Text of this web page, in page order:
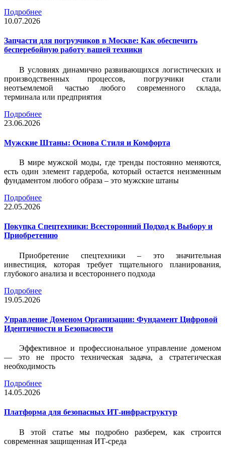
Подробнее
10.07.2026
Запчасти для погрузчиков в Москве: Как обеспечить
бесперебойную работу вашей техники
В условиях динамично развивающихся логистических и
производственных процессов, погрузчики стали
неотъемлемой частью любого современного склада,
терминала или предприятия
Подробнее
23.06.2026
Мужские Штаны: Основа Стиля и Комфорта
В мире мужской моды, где тренды постоянно меняются,
есть один элемент гардероба, который остается неизменным
фундаментом любого образа – это мужские штаны
Подробнее
22.05.2026
Покупка Спецтехники: Всесторонний Подход к Выбору и
Приобретению
Приобретение спецтехники – это значительная
инвестиция, которая требует тщательного планирования,
глубокого анализа и всестороннего подхода
Подробнее
19.05.2026
Управление Доменом Организации: Фундамент Цифровой
Идентичности и Безопасности
Эффективное и профессиональное управление доменом
— это не просто техническая задача, а стратегическая
необходимость
Подробнее
14.05.2026
Платформа для безопасных ИТ-инфраструктур
В этой статье мы подробно разберем, как строится
современная защищенная ИТ-среда